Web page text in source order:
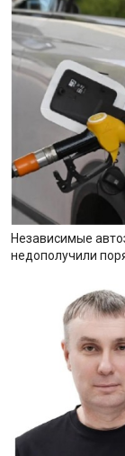
Независимые
недополучили